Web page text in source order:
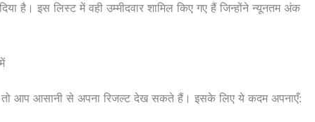
है। इस लिस्ट में वही उम्मीदवार शामिल किए गए हैं जिन्होंने न्यूनतम अंक
तो आप आसानी से अपना रिजल्ट देख सकते हैं। इसके लिए ये कदम अपनाएँ: